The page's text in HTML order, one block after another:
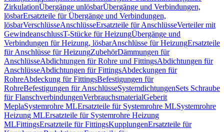
ZirkulationÜbergänge unlösbarÜbergänge und Verbindungen,
lösbarErsatzteile für Übergänge und Verbindungen,
lösbarVerschlüsseAnschlüsseErsatzteile für AnschlüsseVerteiler mit
GewindeanschlussT-Stücke für HeizungÜbergänge und
Verbindungen für Heizung, lösbarAnschlüsse für HeizungErsatzteile
für Anschlüsse für HeizungZubehörDämmungen für
AnschlüsseAbdichtungen für Rohre und FittingsAbdichtungen für
AnschlüsseAbdichtungen für FittingsAbdeckungen für
RohreAbdeckung für FittingsBefestigungen für
RohreBefestigungen für AnschlüsseSystemdichtungenSets Schraube
für FlanschverbindungenVerbrauchsmaterialGeberit
MeplaSystemrohre MLErsatzteile für Systemrohre MLSystemrohre
Heizung MLErsatzteile für Systemrohre Heizung
MLFittingsErsatzteile für FittingsKupplungenErsatzteile für